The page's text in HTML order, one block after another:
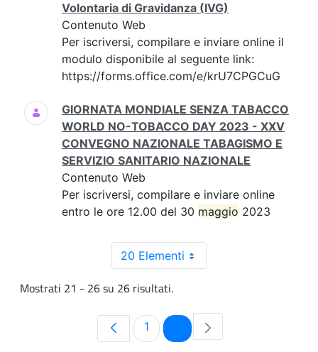
Volontaria di Gravidanza (IVG)
Contenuto Web
Per iscriversi, compilare e inviare online il
modulo disponibile al seguente link:
https://forms.office.com/e/krU7CPGCuG
GIORNATA MONDIALE SENZA TABACCO
WORLD NO-TOBACCO DAY 2023 - XXV
CONVEGNO NAZIONALE TABAGISMO E
SERVIZIO SANITARIO NAZIONALE
Contenuto Web
Per iscriversi, compilare e inviare online
entro le ore 12.00 del 30 maggio 2023
20 Elementi
Mostrati 21 - 26 su 26 risultati.
Pagina
1 Pagina